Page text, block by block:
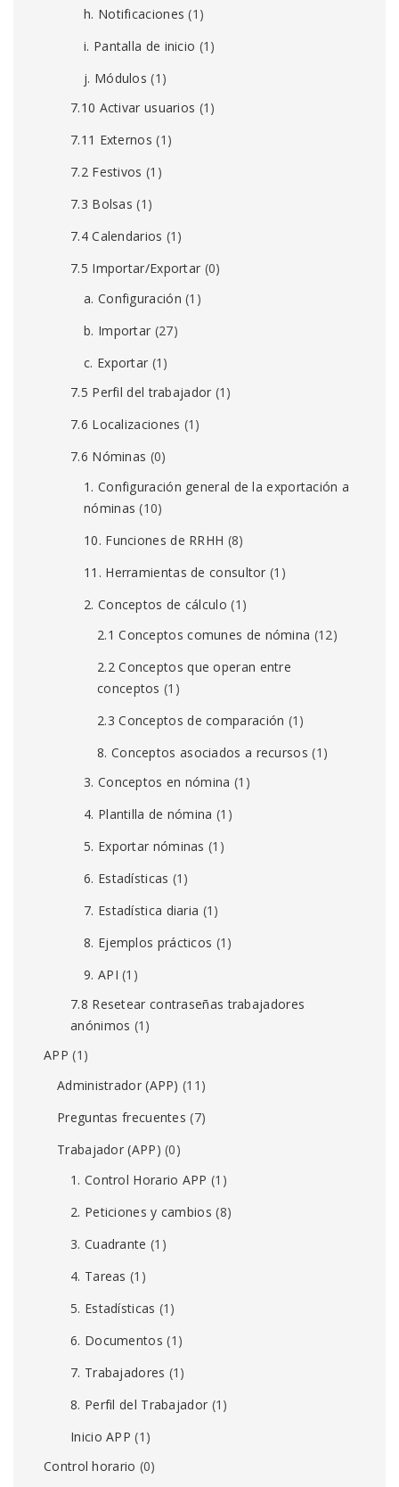
h. Notificaciones (1)
i. Pantalla de inicio (1)
j. Módulos (1)
7.10 Activar usuarios (1)
7.11 Externos (1)
7.2 Festivos (1)
7.3 Bolsas (1)
7.4 Calendarios (1)
7.5 Importar/Exportar (0)
a. Configuración (1)
b. Importar (27)
c. Exportar (1)
7.5 Perfil del trabajador (1)
7.6 Localizaciones (1)
7.6 Nóminas (0)
1. Configuración general de la exportación a
nóminas (10)
10. Funciones de RRHH (8)
11. Herramientas de consultor (1)
2. Conceptos de cálculo (1)
2.1 Conceptos comunes de nómina (12)
2.2 Conceptos que operan entre
conceptos (1)
2.3 Conceptos de comparación (1)
8. Conceptos asociados a recursos (1)
3. Conceptos en nómina (1)
4. Plantilla de nómina (1)
5. Exportar nóminas (1)
6. Estadísticas (1)
7. Estadística diaria (1)
8. Ejemplos prácticos (1)
9. API (1)
7.8 Resetear contraseñas trabajadores
anónimos (1)
APP (1)
Administrador (APP) (11)
Preguntas frecuentes (7)
Trabajador (APP) (0)
1. Control Horario APP (1)
2. Peticiones y cambios (8)
3. Cuadrante (1)
4. Tareas (1)
5. Estadísticas (1)
6. Documentos (1)
7. Trabajadores (1)
8. Perfil del Trabajador (1)
Inicio APP (1)
Control horario (0)